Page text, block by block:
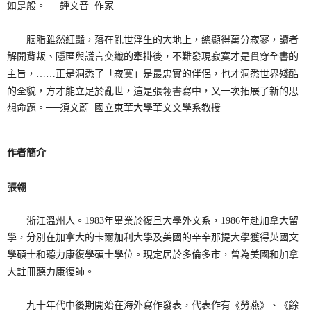
如是般。──鍾文音 作家
胭脂雖然紅豔，落在亂世浮生的大地上，總顯得萬分寂寥，讀者
解開背叛、隱匿與謊言交織的牽掛後，不難發現寂寞才是貫穿全書的
主旨，……正是洞悉了「寂寞」是最忠實的伴侶，也才洞悉世界殘酷
的全貌，方才能立足於亂世，這是張翎書寫中，又一次拓展了新的思
想命題。──須文蔚 國立東華大學華文文學系教授
作者簡介
張翎
浙江溫州人。1983年畢業於復旦大學外文系，1986年赴加拿大留
學，分別在加拿大的卡爾加利大學及美國的辛辛那提大學獲得英國文
學碩士和聽力康復學碩士學位。現定居於多倫多市，曾為美國和加拿
大註冊聽力康復師。
九十年代中後期開始在海外寫作發表，代表作有《勞燕》、《餘